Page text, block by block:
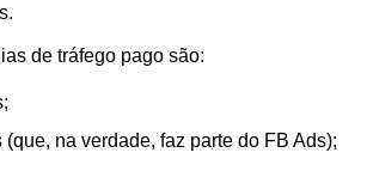
de tráfego pago são:
(que, na verdade, faz parte do FB Ads);